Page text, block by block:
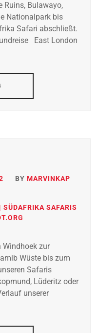
Ruins, Bulawayo,
Nationalpark bis
Safari abschließt.
East London
BY MARVINKAP
SAFARIS
Windhoek zur
Wüste bis zum
Safaris
Lüderitz oder
unserer